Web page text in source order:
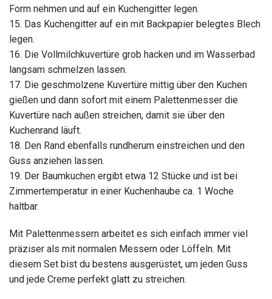
Form nehmen und auf ein Kuchengitter legen.
15. Das Kuchengitter auf ein mit Backpapier belegtes Blech
legen.
16. Die Vollmilchkuvertüre grob hacken und im Wasserbad
langsam schmelzen lassen.
17. Die geschmolzene Kuvertüre mittig über den Kuchen
gießen und dann sofort mit einem Palettenmesser die
Kuvertüre nach außen streichen, damit sie über den
Kuchenrand läuft.
18. Den Rand ebenfalls rundherum einstreichen und den
Guss anziehen lassen.
19. Der Baumkuchen ergibt etwa 12 Stücke und ist bei
Zimmertemperatur in einer Kuchenhaube ca. 1 Woche
haltbar.
Mit Palettenmessern arbeitet es sich einfach immer viel
präziser als mit normalen Messern oder Löffeln. Mit
diesem Set bist du bestens ausgerüstet, um jeden Guss
und jede Creme perfekt glatt zu streichen.